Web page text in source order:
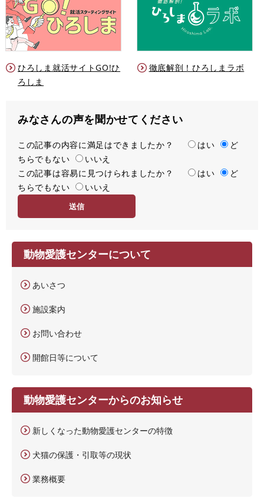
ひろしま就活サイトGO!ひ
ろしま
徹底解剖！ひろしまラボ
みなさんの声を聞かせてください
満
足
度
この記事の内容に満足はできましたか？ はい
ど
ちらでもない
いいえ
容
易
この記事は容易に見つけられましたか？ はい
ど
ちらでもない
いいえ
動物愛護センターについて
あいさつ
施設案内
お問い合わせ
開館日等について
動物愛護センターからのお知らせ
新しくなった動物愛護センターの特徴
犬猫の保護・引取等の現状
業務概要